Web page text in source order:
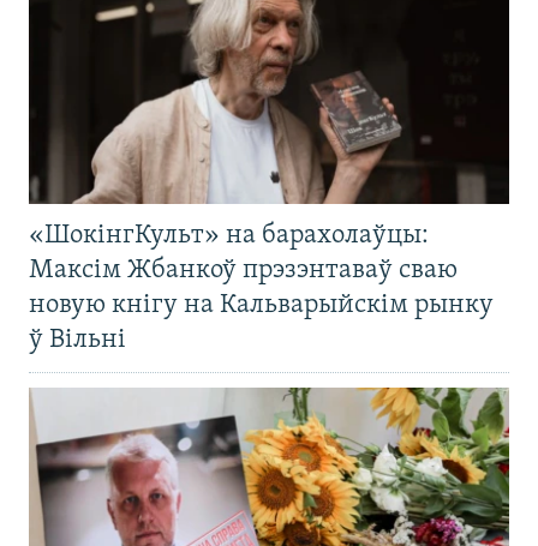
«ШокінгКульт» на барахолаўцы:
Максім Жбанкоў прэзэнтаваў сваю
новую кнігу на Кальварыйскім рынку
ў Вільні